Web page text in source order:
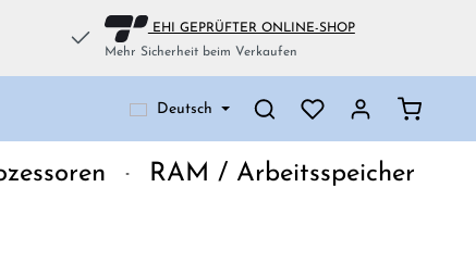
EHI GEPRÜFTER ONLINE-SHOP
Mehr Sicherheit beim Verkaufen
Deutsch
RAM / Arbeitsspeicher